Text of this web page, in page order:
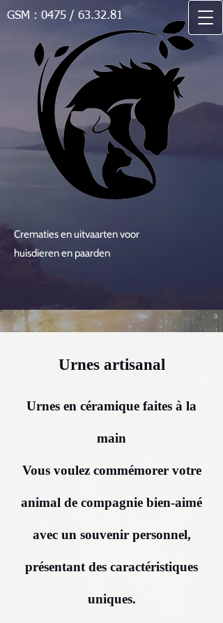
Crematies en uitvaarten voor
huisdieren en paarden
GSM : 0475 / 63.32.81
Urnes artisanal
Urnes en céramique faites à la
main
Vous voulez commémorer votre
animal de compagnie bien-aimé
avec un souvenir personnel,
présentant des caractéristiques
uniques.